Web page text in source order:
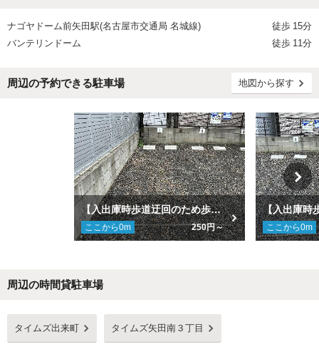
ナゴヤドーム前矢田駅(名古屋市交通局 名城線) 徒歩 15分
バンテリンドーム
徒歩 11分
周辺の予約できる駐車場 地図から探す
【入出庫時歩道迂回のため歩行者等注意】[2]古出来３丁目１ー３駐車場
ここから0m 250円～ ここから0m
周辺の時間貸駐車場
タイムズ出来町 タイムズ矢田南３丁目